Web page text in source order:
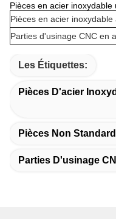
Pièces en acier inoxydable
Pièces en acier
Parties d'usinage CNC en
Les Étiquettes:
Pièces D'acier
Pièces Non Standard
Parties D'usinage